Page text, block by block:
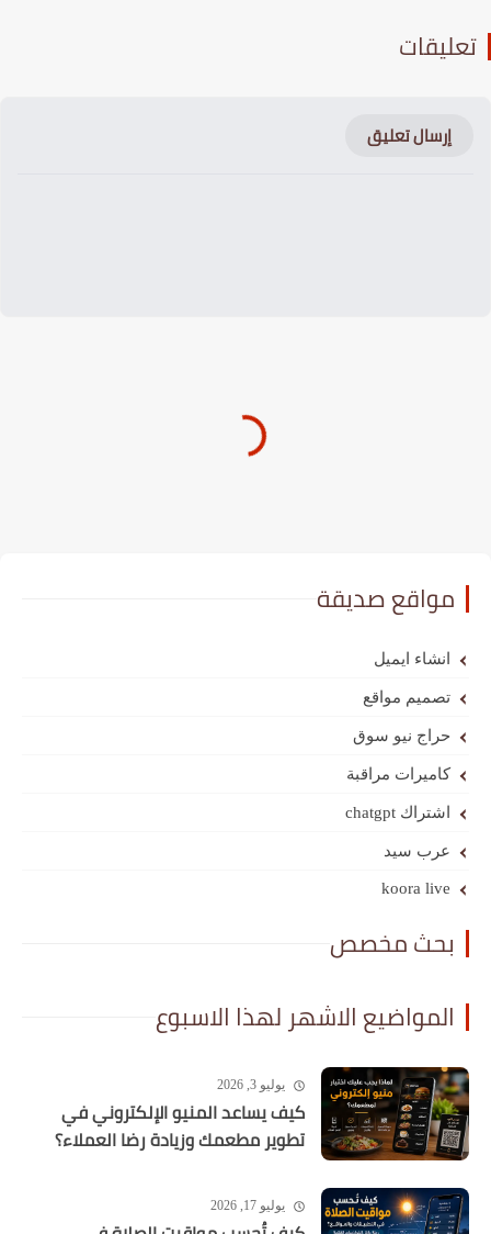
إرسال تعليق
مواقع صديقة
انشاء ايميل
تصميم مواقع
حراج نيو سوق
كاميرات مراقبة
اشتراك chatgpt
عرب سيد
koora live
بحث مخصص
المواضيع الاشهر لهذا الاسبوع
يوليو 3, 2026
كيف يساعد المنيو الإلكتروني في
تطوير مطعمك وزيادة رضا العملاء؟
يوليو 17, 2026